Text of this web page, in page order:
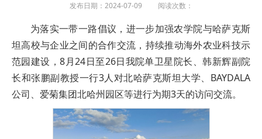
发布日期：2024-07-09 阅读次数：
为落实一带一路倡议，进一步加强农学院与哈萨克斯
坦高校与企业之间的合作交流，持续推动海外农业科技示
范园建设，8月24日至26日我院单卫星院长、韩新辉副院
长和张鹏副教授一行3人对北哈萨克斯坦大学、BAYDALA
公司、爱菊集团北哈州园区等进行为期3天的访问交流。